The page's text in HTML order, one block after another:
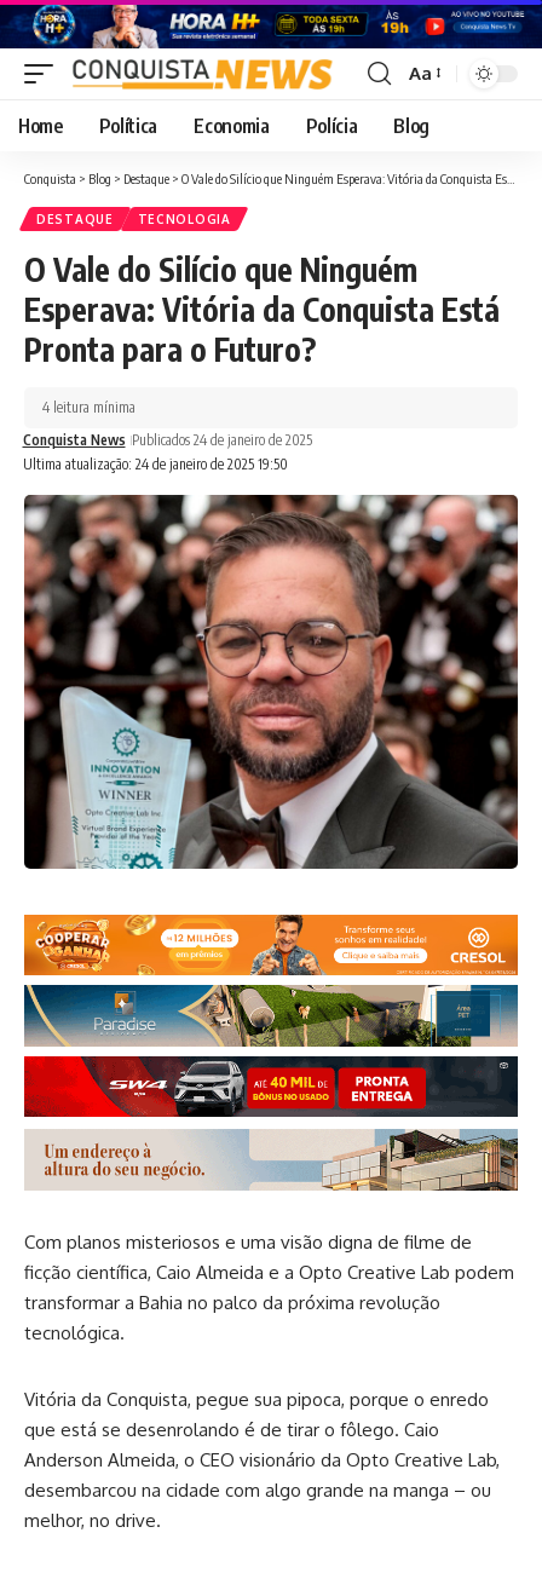
Font
Resizer
Aa
Home Política Economia Polícia Blog
Conquista > Blog > Destaque > O Vale do Silício que Ninguém Esperava: Vitória da Conquista Está Pronta para o Futuro?
DESTAQUE TECNOLOGIA
O Vale do Silício que Ninguém
Esperava: Vitória da Conquista Está
Pronta para o Futuro?
Ultima atualização: 24 de janeiro de 2025 19:50
Conquista News Publicados 24 de janeiro de 2025
4 leitura mínima
Com planos misteriosos e uma visão digna de filme de
ficção científica, Caio Almeida e a Opto Creative Lab podem
transformar a Bahia no palco da próxima revolução
tecnológica.
Vitória da Conquista, pegue sua pipoca, porque o enredo
que está se desenrolando é de tirar o fôlego. Caio
Anderson Almeida, o CEO visionário da Opto Creative Lab,
desembarcou na cidade com algo grande na manga – ou
melhor, no drive.